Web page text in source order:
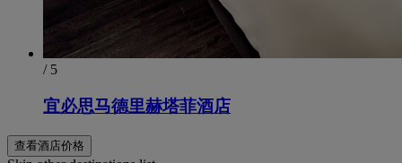
/ 5
宜必思马德里赫塔菲酒店
查看酒店价格